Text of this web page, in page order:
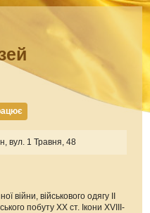
вул. 1 Травня, 48
війни, військового одягу II
побуту ХХ ст. Ікони XVIII-